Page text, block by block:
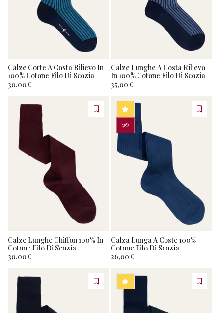
Costa
Compressione
Graduata
Filo
Scozia
Lana
Cashmere
- Misto
Cashmere
Special
Fresco
Cotone
Seta
Autunno
Estate
LUNGHEZZA
Corto
Con
Fantasmino
Lungo
Idee
Bestseller
Saldi
Personalizzabile
Calze Corte A Costa Rilievo In
100% Cotone Filo Di Scozia
30,00 €
Calze Lunghe A Costa Rilievo
In 100% Cotone Filo Di Scozia
35,00 €
Calze Lunghe Chiffon 100% In
Cotone Filo Di Scozia
30,00 €
PERSONALIZZA
Calza Lunga A Coste 100%
Cotone Filo Di Scozia
26,00 €